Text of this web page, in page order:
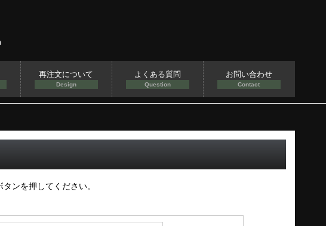
再注文について
Design
よくある質問
Question
お問い合わせ
Contact
ンを押してください。